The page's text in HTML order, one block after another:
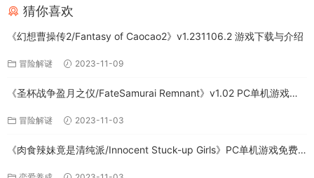
猜你喜欢
《幻想曹操传2/Fantasy of Caocao2》v1.231106.2 游戏下载与介绍
冒险解谜 2023-11-09
《圣杯战争盈月之仪/FateSamurai Remnant》v1.02 PC单机游戏下
冒险解谜 2023-11-03
《肉食辣妹竟是清纯派/Innocent Stuck-up Girls》PC单机游戏免费